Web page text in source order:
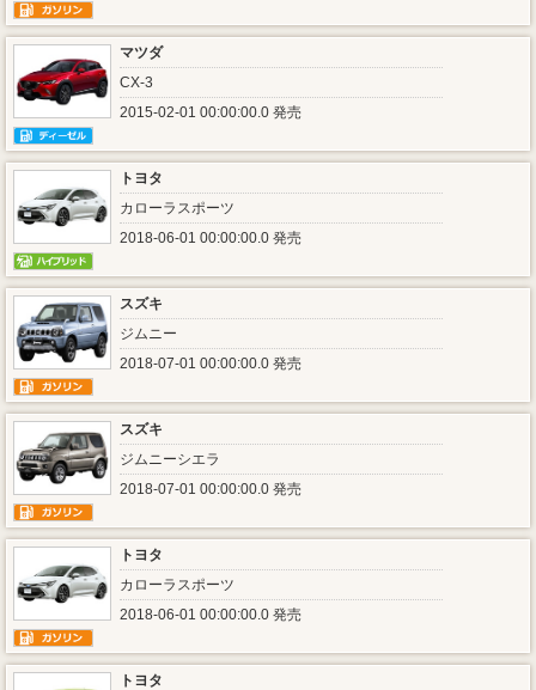
マツダ
CX-3
2015-02-01 00:00:00.0 発売
トヨタ
カローラスポーツ
2018-06-01 00:00:00.0 発売
スズキ
ジムニー
2018-07-01 00:00:00.0 発売
スズキ
ジムニーシエラ
2018-07-01 00:00:00.0 発売
トヨタ
カローラスポーツ
2018-06-01 00:00:00.0 発売
トヨタ